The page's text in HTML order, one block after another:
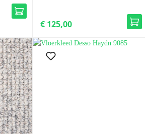
€ 125,00